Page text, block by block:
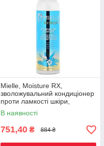
Mielle, Moisture RX,
зволожувальний кондиціонер
проти ламкості шкіри,
гавайський імбир, 355 мл (12
рідк. Унций), Київ
В наявності
751,40 ₴ 884 ₴